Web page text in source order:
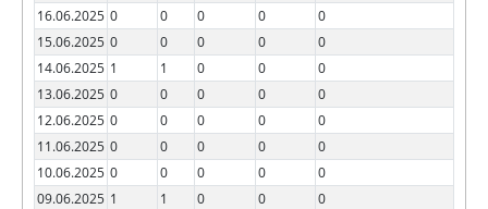
16.06.2025 0 0 0 0
0
15.06.2025 0 0 0 0
0
14.06.2025 1 1 0 0
0
13.06.2025 0 0 0 0
0
12.06.2025 0 0 0 0
0
11.06.2025 0 0 0 0
0
10.06.2025 0 0 0 0
0
09.06.2025 1 1 0 0
0